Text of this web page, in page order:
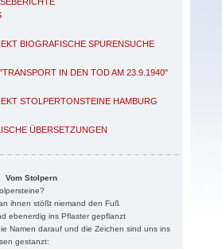
BIOGRAFISCHE SPURENSUCHE
IN DEN TOD AM 23.9.1940"
STOLPERTONSTEINE HAMBURG
ÜBERSETZUNGEN
Vom Stolpern
ihnen stößt niemand den Fuß
ebenerdig ins Pflaster gepflanzt
Namen darauf und die Zeichen sind uns ins
gestanzt: